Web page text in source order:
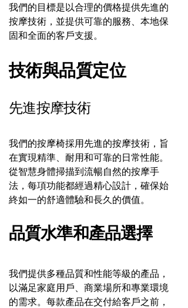
我們的目標是以合理的價格提供先進的
按摩技術，並提供可靠的服務、本地保
固和全面的客戶支援。
技術與品質定位
先進按摩技術
我們的按摩椅採用先進的按摩技術，旨
在實現精準、耐用和可靠的日常性能。
從智慧身體掃描到流暢自然的按摩手
法，每項功能都經過精心設計，確保始
終如一的舒適體驗和長久的價值。
品質水準和產品選擇
我們提供多種品質和性能等級的產品，
以滿足家庭用戶、商業場所和專業環境
的需求。每款產品在交付給客戶之前，